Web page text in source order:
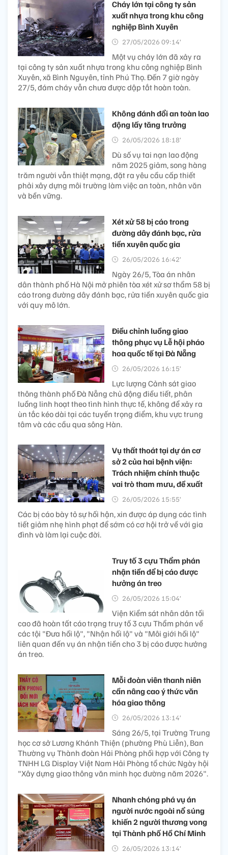
Cháy lớn tại công ty sản
xuất nhựa trong khu công
nghiệp Bình Xuyên
27/05/2026 09:14’
Một vụ cháy lớn đã xảy ra
tại công ty sản xuất nhựa trong khu công nghiệp Bình
Xuyên, xã Bình Nguyên, tỉnh Phú Thọ. Đến 7 giờ ngày
27/5, đám cháy vẫn chưa được dập tắt hoàn toàn.
Không đánh đổi an toàn lao
động lấy tăng trưởng
26/05/2026 18:18’
Dù số vụ tai nạn lao động
năm 2025 giảm, song hàng
trăm người vẫn thiệt mạng, đặt ra yêu cầu cấp thiết
phải xây dựng môi trường làm việc an toàn, nhân văn
và bền vững.
Xét xử 58 bị cáo trong
đường dây đánh bạc, rửa
tiền xuyên quốc gia
26/05/2026 16:42’
Ngày 26/5, Tòa án nhân
dân thành phố Hà Nội mở phiên tòa xét xử sơ thẩm 58 bị
cáo trong đường dây đánh bạc, rửa tiền xuyên quốc gia
với quy mô lớn.
Điều chỉnh luồng giao
thông phục vụ Lễ hội pháo
hoa quốc tế tại Đà Nẵng
26/05/2026 16:15’
Lực lượng Cảnh sát giao
thông thành phố Đà Nẵng chủ động điều tiết, phân
luồng linh hoạt theo tình hình thực tế, không để xảy ra
ùn tắc kéo dài tại các tuyến trọng điểm, khu vực trung
tâm và các cầu qua sông Hàn.
Vụ thất thoát tại dự án cơ
sở 2 của hai bệnh viện:
Trách nhiệm chính thuộc
vai trò tham mưu, đề xuất
26/05/2026 15:55’
Các bị cáo bày tỏ sự hối hận, xin được áp dụng các tình
tiết giảm nhẹ hình phạt để sớm có cơ hội trở về với gia
đình và làm lại cuộc đời.
Truy tố 3 cựu Thẩm phán
nhận tiền để bị cáo được
hưởng án treo
26/05/2026 15:04’
Viện Kiểm sát nhân dân tối
cao đã hoàn tất cáo trạng truy tố 3 cựu Thẩm phán về
các tội "Đưa hối lộ", "Nhận hối lộ" và "Môi giới hối lộ"
liên quan đến vụ án nhận tiền cho 3 bị cáo được hưởng
án treo.
Mỗi đoàn viên thanh niên
cần nâng cao ý thức văn
hóa giao thông
26/05/2026 13:14’
Sáng 26/5, tại Trường Trung
học cơ sở Lương Khánh Thiện (phường Phù Liễn), Ban
Thường vụ Thành đoàn Hải Phòng phối hợp với Công ty
TNHH LG Display Việt Nam Hải Phòng tổ chức Ngày hội
"Xây dựng giao thông văn minh học đường năm 2026".
Nhanh chóng phá vụ án
người nước ngoài nổ súng
khiến 2 người thương vong
tại Thành phố Hồ Chí Minh
26/05/2026 13:14’